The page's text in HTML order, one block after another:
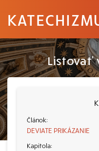
Listovať
DEVIATE PRIKÁZANIE